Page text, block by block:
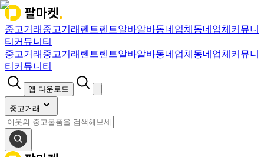
중고거래 중고거래 렌트렌트알바알바동네업체 동네업체 커뮤니
티 커뮤니티
중고거래 중고거래 렌트렌트알바알바동네업체 동네업체 커뮤니
티 커뮤니티
앱 다운로드
중고거래